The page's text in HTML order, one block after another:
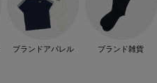
ブランドアパレル ブランド雑貨